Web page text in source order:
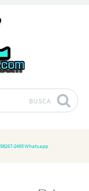
BUSCA
2495 Whatsapp